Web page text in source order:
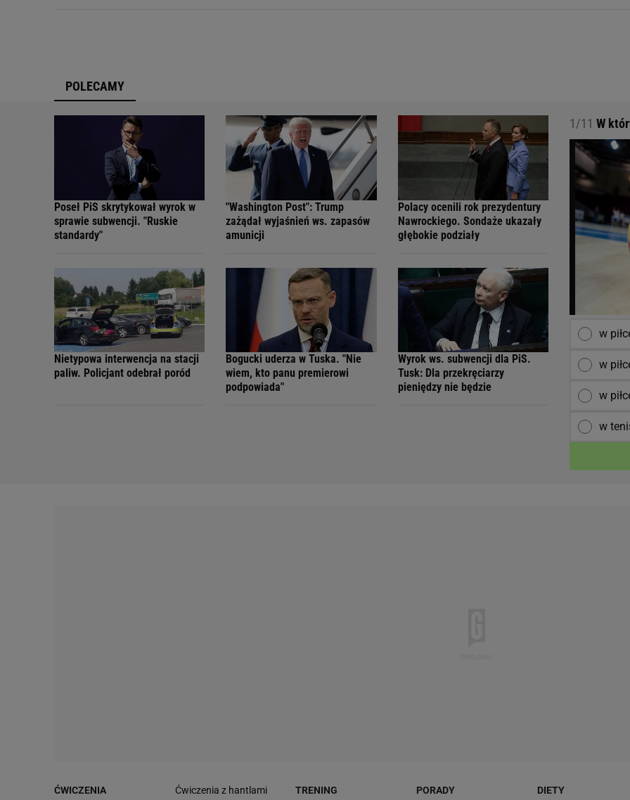
POLECAMY
Poseł PiS skrytykował wyrok w
sprawie subwencji. "Ruskie
standardy"
"Washington Post": Trump
zażądał wyjaśnień ws. zapasów
amunicji
Polacy ocenili rok prezydentury
Nawrockiego. Sondaże ukazały
głębokie podziały
Nietypowa interwencja na stacji
paliw. Policjant odebrał poród
Bogucki uderza w Tuska. "Nie
wiem, kto panu premierowi
podpowiada"
Wyrok ws. subwencji dla PiS.
Tusk: Dla przekręciarzy
pieniędzy nie będzie
1/11 W
w
w
w
w
ĆWICZENIA Ćwiczenia z hantlami TRENING PORADY DIETY